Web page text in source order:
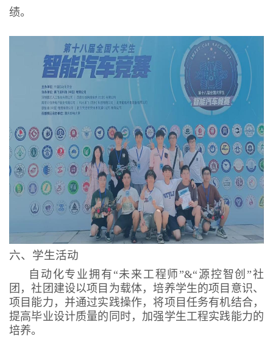
绩。
六、学生活动
自动化专业拥有“未来工程师”&“源控智创”社
团，社团建设以项目为载体，培养学生的项目意识、
项目能力，并通过实践操作，将项目任务有机结合，
提高毕业设计质量的同时，加强学生工程实践能力的
培养。